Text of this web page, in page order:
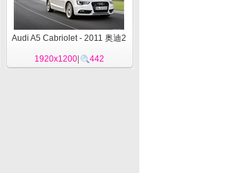
Audi A5 Cabriolet - 2011 奥迪2
1920x1200| 442